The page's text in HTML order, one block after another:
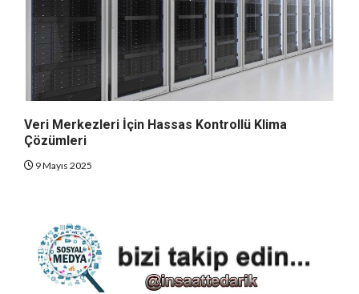
Veri Merkezleri İçin Hassas Kontrollü Klima
Çözümleri
9 Mayıs 2025